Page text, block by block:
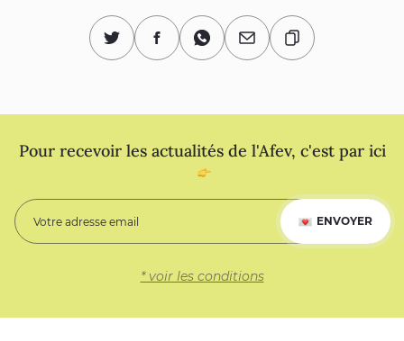
Partagez sur Twitter
Partagez sur Facebook
Partagez sur Whatsapp
Partagez par Mail
Copier l'URL
Pour recevoir les actualités de l'Afev, c'est par ici
ENVOYER
* voir les conditions